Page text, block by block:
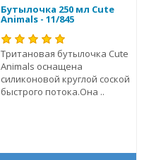
Бутылочка 250 мл Cute
Animals - 11/845
Тритановая бутылочка Cute
Animals оснащена
силиконовой круглой соской
быстрого потока.Она ..